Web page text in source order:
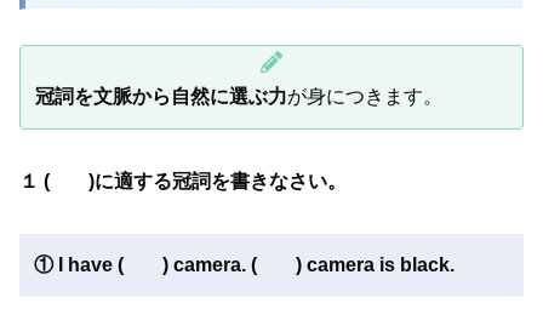
冠詞を文脈から自然に選ぶ力が身につきます。
１ ( )に適する冠詞を書きなさい。
① I have ( ) camera. ( ) camera is black.